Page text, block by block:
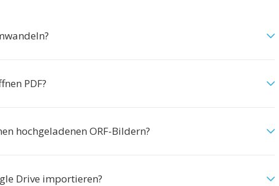
PDF?
hochgeladenen ORF-Bildern?
Drive importieren?